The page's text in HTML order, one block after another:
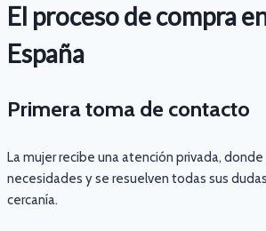
El proceso de compra
España
Primera toma de contacto
La mujer recibe una atención privada, donde
necesidades y se resuelven todas sus
cercanía.